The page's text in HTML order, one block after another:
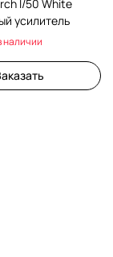
I/50 White
усилитель
наличии